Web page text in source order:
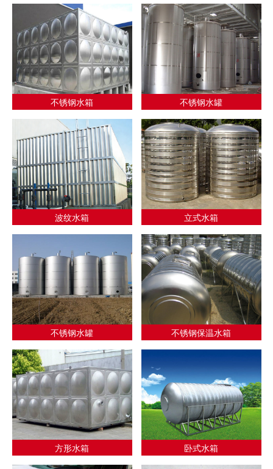
不锈钢水箱 不锈钢水罐
波纹水箱 立式水箱
不锈钢水罐 不锈钢保温水箱
方形水箱 卧式水箱